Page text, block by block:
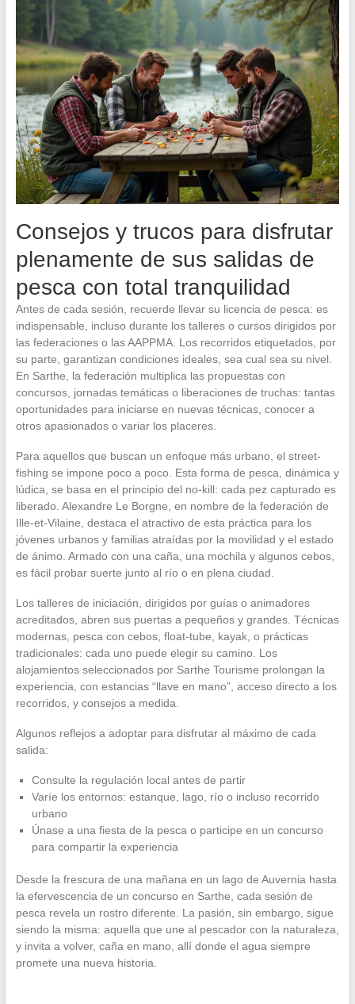
Consejos y trucos para disfrutar
plenamente de sus salidas de
pesca con total tranquilidad
Antes de cada sesión, recuerde llevar su licencia de pesca: es
indispensable, incluso durante los talleres o cursos dirigidos por
las federaciones o las AAPPMA. Los recorridos etiquetados, por
su parte, garantizan condiciones ideales, sea cual sea su nivel.
En Sarthe, la federación multiplica las propuestas con
concursos, jornadas temáticas o liberaciones de truchas: tantas
oportunidades para iniciarse en nuevas técnicas, conocer a
otros apasionados o variar los placeres.
Para aquellos que buscan un enfoque más urbano, el street-
fishing se impone poco a poco. Esta forma de pesca, dinámica y
lúdica, se basa en el principio del no-kill: cada pez capturado es
liberado. Alexandre Le Borgne, en nombre de la federación de
Ille-et-Vilaine, destaca el atractivo de esta práctica para los
jóvenes urbanos y familias atraídas por la movilidad y el estado
de ánimo. Armado con una caña, una mochila y algunos cebos,
es fácil probar suerte junto al río o en plena ciudad.
Los talleres de iniciación, dirigidos por guías o animadores
acreditados, abren sus puertas a pequeños y grandes. Técnicas
modernas, pesca con cebos, float-tube, kayak, o prácticas
tradicionales: cada uno puede elegir su camino. Los
alojamientos seleccionados por Sarthe Tourisme prolongan la
experiencia, con estancias “llave en mano”, acceso directo a los
recorridos, y consejos a medida.
Algunos reflejos a adoptar para disfrutar al máximo de cada
salida:
Consulte la regulación local antes de partir
Varíe los entornos: estanque, lago, río o incluso recorrido
urbano
Únase a una fiesta de la pesca o participe en un concurso
para compartir la experiencia
Desde la frescura de una mañana en un lago de Auvernia hasta
la efervescencia de un concurso en Sarthe, cada sesión de
pesca revela un rostro diferente. La pasión, sin embargo, sigue
siendo la misma: aquella que une al pescador con la naturaleza,
y invita a volver, caña en mano, allí donde el agua siempre
promete una nueva historia.